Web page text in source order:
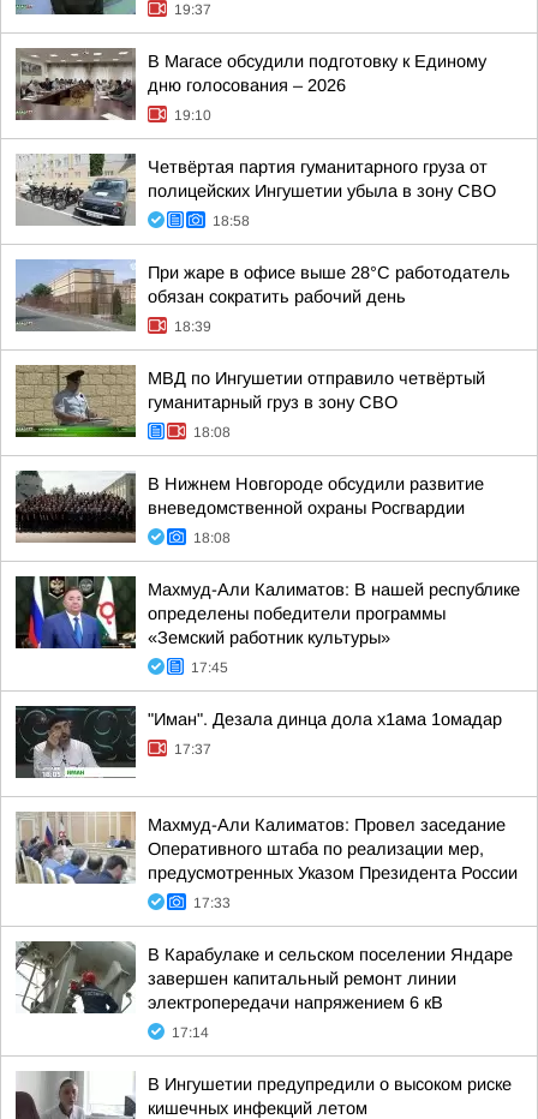
19:37
В Магасе обсудили подготовку к Единому
дню голосования – 2026
19:10
Четвёртая партия гуманитарного груза от
полицейских Ингушетии убыла в зону СВО
18:58
При жаре в офисе выше 28°C работодатель
обязан сократить рабочий день
18:39
МВД по Ингушетии отправило четвёртый
гуманитарный груз в зону СВО
18:08
В Нижнем Новгороде обсудили развитие
вневедомственной охраны Росгвардии
18:08
Махмуд-Али Калиматов: В нашей республике
определены победители программы
«Земский работник культуры»
17:45
"Иман". Дезала динца дола х1ама 1омадар
17:37
Махмуд-Али Калиматов: Провел заседание
Оперативного штаба по реализации мер,
предусмотренных Указом Президента России
17:33
В Карабулаке и сельском поселении Яндаре
завершен капитальный ремонт линии
электропередачи напряжением 6 кВ
17:14
В Ингушетии предупредили о высоком риске
кишечных инфекций летом